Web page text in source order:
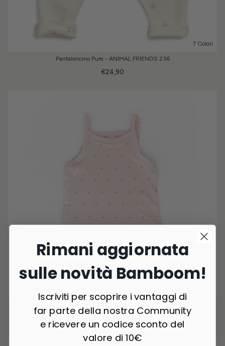
7 Colori
Pantaloncino Pure - ANIMAL FRIENDS 236
€24,90
Body Canottiera Spalline Sottili - FLOWER 93
€14,90
Rimani aggiornata
sulle novità Bamboom!
Iscriviti per scoprire i vantaggi di
far parte della nostra Community
e ricevere un codice sconto del
valore di 10€